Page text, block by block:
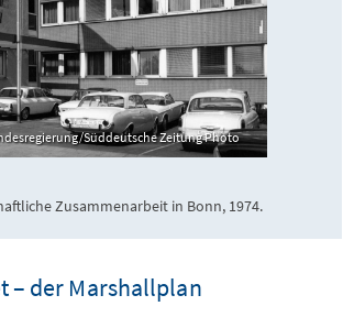
Süddeutsche Zeitung Photo
Zusammenarbeit in Bonn, 1974.
– der Marshallplan​​​​​​​